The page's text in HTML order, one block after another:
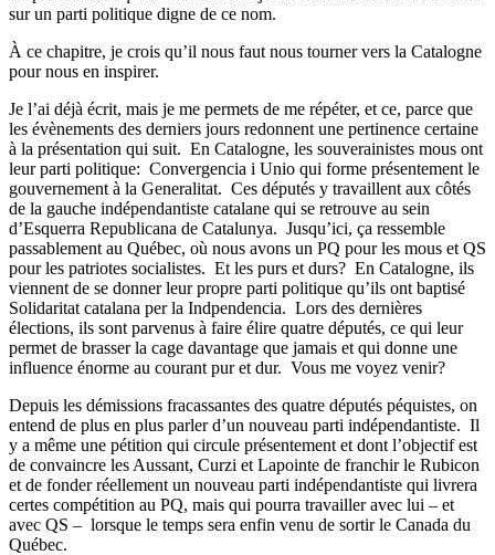
sur un parti politique digne de ce nom.
À ce chapitre, je crois qu’il nous faut nous tourner vers la Catalogne
pour nous en inspirer.
Je l’ai déjà écrit, mais je me permets de me répéter, et ce, parce que
les évènements des derniers jours redonnent une pertinence certaine
à la présentation qui suit. En Catalogne, les souverainistes mous ont
leur parti politique: Convergencia i Unio qui forme présentement le
gouvernement à la Generalitat. Ces députés y travaillent aux côtés
de la gauche indépendantiste catalane qui se retrouve au sein
d’Esquerra Republicana de Catalunya. Jusqu’ici, ça ressemble
passablement au Québec, où nous avons un PQ pour les mous et QS
pour les patriotes socialistes. Et les purs et durs? En Catalogne, ils
viennent de se donner leur propre parti politique qu’ils ont baptisé
Solidaritat catalana per la Indpendencia. Lors des dernières
élections, ils sont parvenus à faire élire quatre députés, ce qui leur
permet de brasser la cage davantage que jamais et qui donne une
influence énorme au courant pur et dur. Vous me voyez venir?
Depuis les démissions fracassantes des quatre députés péquistes, on
entend de plus en plus parler d’un nouveau parti indépendantiste. Il
y a même une pétition qui circule présentement et dont l’objectif est
de convaincre les Aussant, Curzi et Lapointe de franchir le Rubicon
et de fonder réellement un nouveau parti indépendantiste qui livrera
certes compétition au PQ, mais qui pourra travailler avec lui – et
avec QS – lorsque le temps sera enfin venu de sortir le Canada du
Québec.